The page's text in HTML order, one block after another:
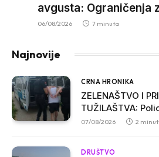
avgusta: Ograničenja
trotinetima i mlade
06/08/2026 7 minuta
Najnovije
CRNA HRONIKA
ZELENAŠTVO I
TUŽILAŠTVA:
osumnjičenih u
07/08/2026 2
DRUŠTVO